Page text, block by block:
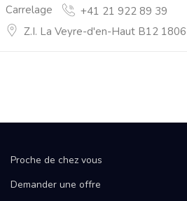
Carrelage
+41 21 922 89 39
Z.I. La Veyre-d'en-Haut B12
Proche de chez vous
Demander une offre